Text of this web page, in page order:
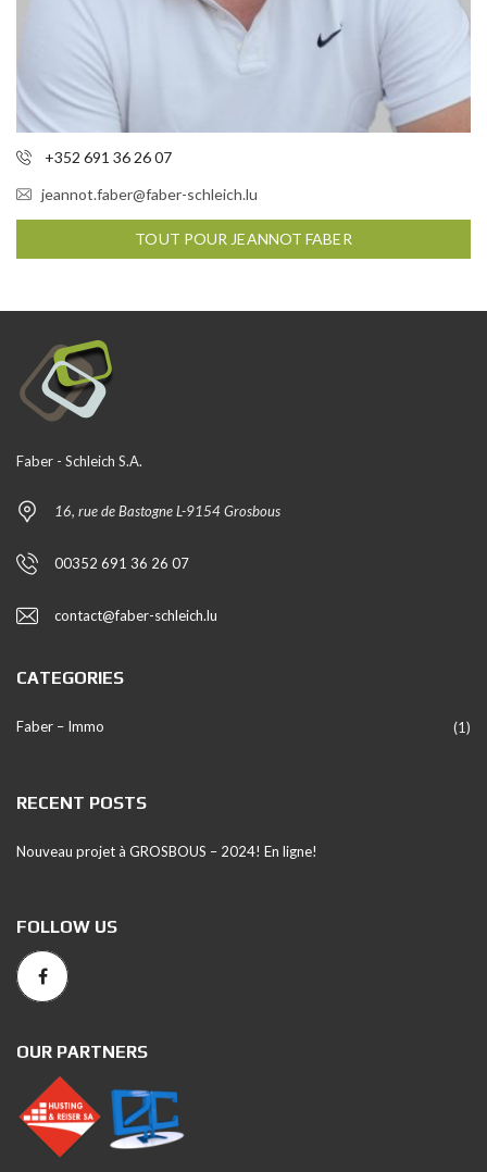
+352 691 36 26 07
jeannot.faber@faber-schleich.lu
TOUT POUR JEANNOT FABER
Faber - Schleich S.A.
16, rue de Bastogne L-9154 Grosbous
00352 691 36 26 07
contact@faber-schleich.lu
CATEGORIES
Faber – Immo (1)
RECENT POSTS
Nouveau projet à GROSBOUS – 2024! En ligne!
FOLLOW US
OUR PARTNERS